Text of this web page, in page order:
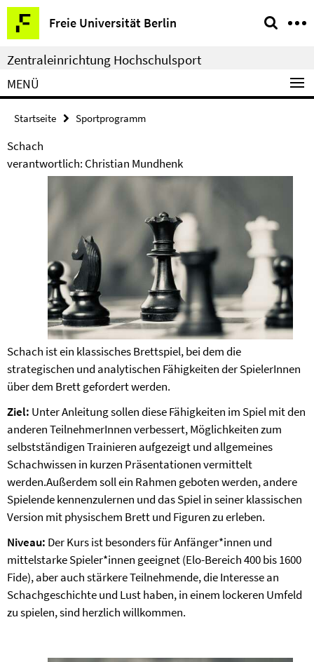
Springe
direkt
zu
Inhalt
Freie Universität Berlin
Service-
Navigation
Zentraleinrichtung Hochschulsport
MENÜ
Startseite Sportprogramm
Schach
verantwortlich: Christian Mundhenk
Schach ist ein klassisches Brettspiel, bei dem die
strategischen und analytischen Fähigkeiten der SpielerInnen
über dem Brett gefordert werden.
Ziel: Unter Anleitung sollen diese Fähigkeiten im Spiel mit den
anderen TeilnehmerInnen verbessert, Möglichkeiten zum
selbstständigen Trainieren aufgezeigt und allgemeines
Schachwissen in kurzen Präsentationen vermittelt
werden.Außerdem soll ein Rahmen geboten werden, andere
Spielende kennenzulernen und das Spiel in seiner klassischen
Version mit physischem Brett und Figuren zu erleben.
Niveau: Der Kurs ist besonders für Anfänger*innen und
mittelstarke Spieler*innen geeignet (Elo-Bereich 400 bis 1600
Fide), aber auch stärkere Teilnehmende, die Interesse an
Schachgeschichte und Lust haben, in einem lockeren Umfeld
zu spielen, sind herzlich willkommen.